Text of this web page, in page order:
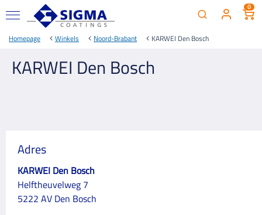
0
Homepage Winkels Noord-Brabant KARWEI Den Bosch
KARWEI Den Bosch
Adres
KARWEI Den Bosch
Helftheuvelweg 7
5222 AV Den Bosch